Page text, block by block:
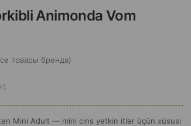
Animonda Vom
товары бренда)
Mini Adult — mini cins yetkin itlər üçün xüsusi